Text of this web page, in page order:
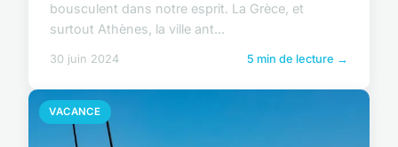
bousculent dans notre esprit. La Grèce, et
surtout Athènes, la ville ant...
30 juin 2024 5 min de lecture →
VACANCE